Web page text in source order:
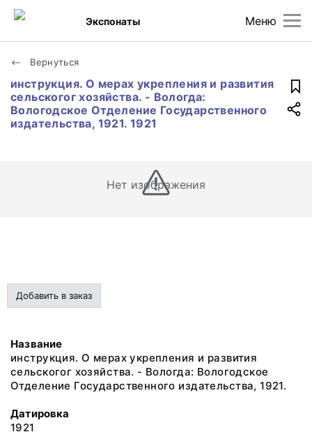
Меню
Экспонаты
Вернуться
инструкция. О мерах укрепления и развития
сельскогог хозяйства. - Вологда:
Вологодское Отделение Государственного
издательства, 1921. 1921
Нет изображения
Добавить в заказ
Название
инструкция. О мерах укрепления и развития
сельскогог хозяйства. - Вологда: Вологодское
Отделение Государственного издательства, 1921.
Датировка
1921